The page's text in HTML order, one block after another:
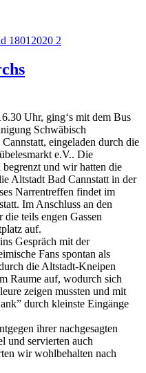
Uhr, ging‘s mit dem Bus
Schwäbisch
eingeladen durch die
e.V.. Die
und wir hatten die
Altstadt Bad Cannstatt in der
Narrentreffen findet im
Im Anschluss an den
teils engen Gassen
auf.
Gespräch mit der
Fans spontan als
die Altstadt-Kneipen
Raume auf, wodurch sich
zeigen mussten und mit
durch kleinste Eingänge
ihrer nachgesagten
und servierten auch
wir wohlbehalten nach